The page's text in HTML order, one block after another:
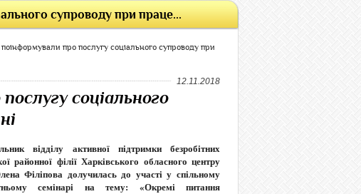
супроводу при праце...
поінформували про послугу соціального супроводу при
12.11.2018
соціального
відділу активної підтримки безробітних
районної філії Харківського обласного центру
Філіпова долучилась до участі успільному
семінарі на тему: «Окремі питання